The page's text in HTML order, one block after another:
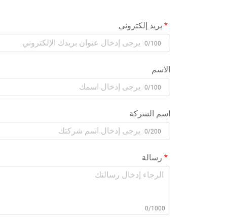
بريد إلكتروني
0/100
الاسم
0/100
اسم الشركة
0/200
رسالة
0/1000